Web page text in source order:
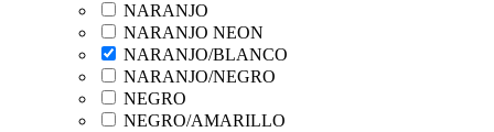
NARANJO
NARANJO NEON
NARANJO/BLANCO
NARANJO/NEGRO
NEGRO
NEGRO/AMARILLO